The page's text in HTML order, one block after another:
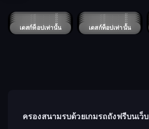
Operation Desert Road Tanks Merge
Army General: Battle & Tank Strategy Tanky.io
Laser Tanks Tank Battle: War Commander
War Machine Clash Tanks vs Zombies: Tank Battle
เดสก์ท็อปเท่านั้น เดสก์ท็อปเท่านั้น
Derby Crash 5
เดสก์ท็อปเท่านั้น
Derby Crash 3 เดสก์ท็อปเท่านั้น Car Crash Simulator Royale
เดสก์ท็อปเท่านั้น
Tank Merge Royal เดสก์ท็อปเท่านั้น
Secret Agent James
เดสก์ท็อปเท่านั้น Tanks Battlefield: Desert เดสก์ท็อปเท่านั้น
Tanko.io
เดสก์ท็อปเท่านั้น Gangster Vegas Grand City เดสก์ท็อปเท่านั้น
เดสก์ท็อปเท่านั้น
Blitz Tanks เดสก์ท็อปเท่านั้น
Guns vs Zombies
ครองสนามรบด้วยเกมรถถังฟรีบนเว็บ